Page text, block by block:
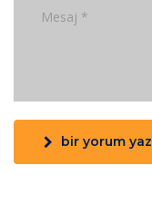
bir yorum yaz